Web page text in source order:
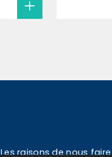
Les raisons de nous faire